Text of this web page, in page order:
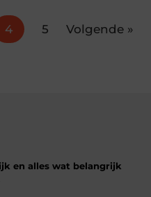
4 5 Volgende »
en alles wat belangrijk